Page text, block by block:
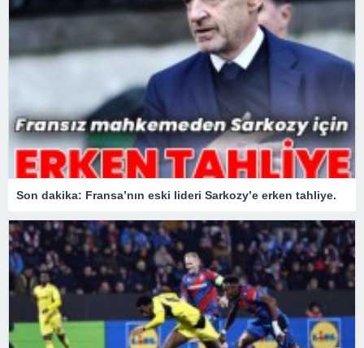
Son dakika: Fransa’nın eski lideri Sarkozy’e erken tahliye.